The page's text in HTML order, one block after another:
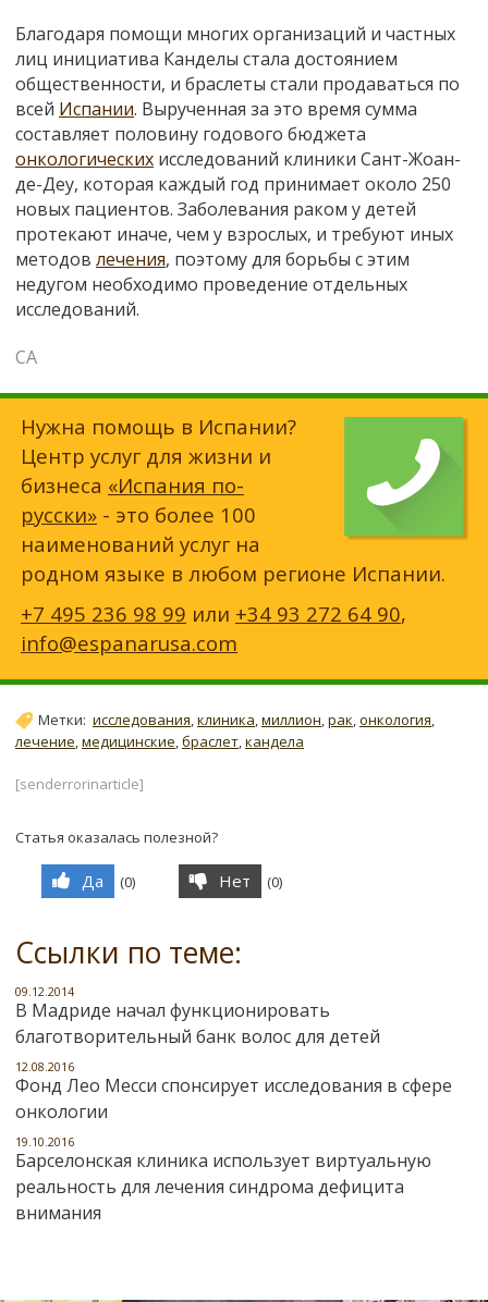
Благодаря помощи многих организаций и частных
лиц инициатива Канделы стала достоянием
общественности, и браслеты стали продаваться по
всей Испании. Вырученная за это время сумма
составляет половину годового бюджета
онкологических исследований клиники Сант-Жоан-
де-Деу, которая каждый год принимает около 250
новых пациентов. Заболевания раком у детей
протекают иначе, чем у взрослых, и требуют иных
методов лечения, поэтому для борьбы с этим
недугом необходимо проведение отдельных
исследований.
СА
Нужна помощь в Испании?
Центр услуг для жизни и
бизнеса «Испания по-
русски» - это более 100
наименований услуг на
родном языке в любом регионе Испании.
+7 495 236 98 99 или +34 93 272 64 90,
info@espanarusa.com
Метки: исследования,клиника,миллион,рак,онкология,
лечение медицинские браслет кандела
[senderrorinarticle]
Статья оказалась полезной?
Да (0) Нет (0)
Ссылки по теме:
09.12.2014
В Мадриде начал функционировать
благотворительный банк волос для детей
12.08.2016
Фонд Лео Месси спонсирует исследования в сфере
онкологии
19.10.2016
Барселонская клиника использует виртуальную
реальность для лечения синдрома дефицита
внимания